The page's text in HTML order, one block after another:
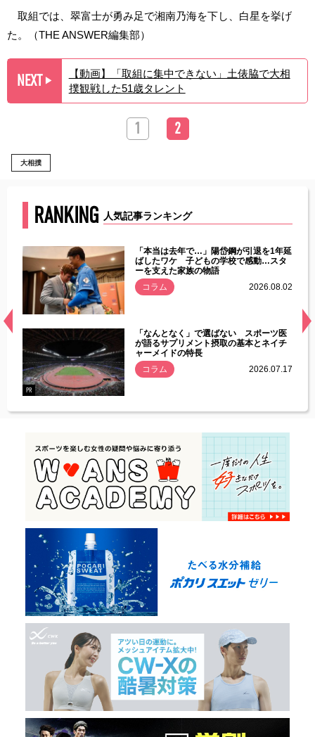
取組では、翠富士が勇み足で湘南乃海を下し、白星を挙げ
た。（THE ANSWER編集部）
NEXT ▶︎
【動画】「取組に集中できない」土俵脇で大相
撲観戦した51歳タレント
1 2
大相撲
RANKING 人気記事ランキング
常
「本当は去年で…」陽岱鋼が引退を1年延
ばしたワケ 子どもの学校で感動…スタ
ーを支えた家族の物語
コラム
2026.08.02
PR
「なんとなく」で選ばない スポーツ医
が語るサプリメント摂取の基本とネイチ
ャーメイドの特長
コラム
2026.07.17